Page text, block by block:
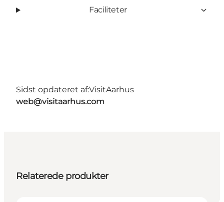
Faciliteter
Sidst opdateret af:VisitAarhus
web@visitaarhus.com
Relaterede produkter